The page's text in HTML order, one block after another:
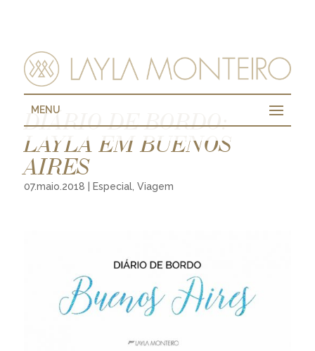
MENU
DIÁRIO DE BORDO:
LAYLA EM BUENOS
AIRES
07.maio.2018 Especial, Viagem